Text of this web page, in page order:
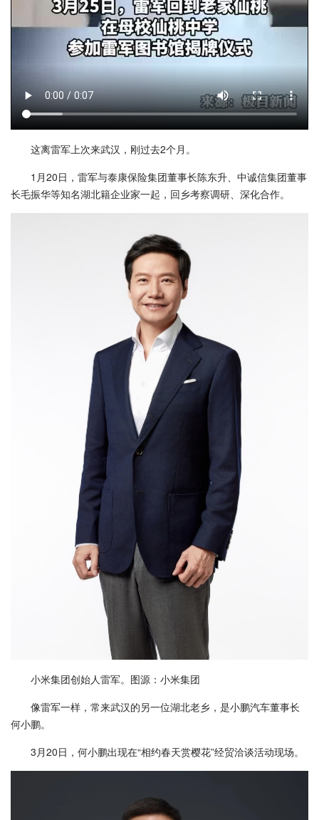
这离雷军上次来武汉，刚过去2个月。
1月20日，雷军与泰康保险集团董事长陈东升、中诚信集团董事
长毛振华等知名湖北籍企业家一起，回乡考察调研、深化合作。
小米集团创始人雷军。图源：小米集团
像雷军一样，常来武汉的另一位湖北老乡，是小鹏汽车董事长
何小鹏。
3月20日，何小鹏出现在“相约春天赏樱花”经贸洽谈活动现场。